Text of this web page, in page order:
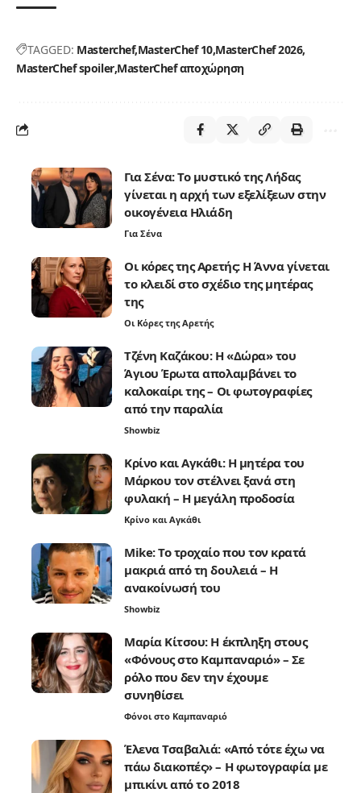
TAGGED: Masterchef MasterChef 10 MasterChef 2026
MasterChef spoiler MasterChef αποχώρηση
Για Σένα: Το μυστικό της Λήδας
γίνεται η αρχή των εξελίξεων στην
οικογένεια Ηλιάδη
Για Σένα
Οι κόρες της Αρετής: Η Άννα γίνεται
το κλειδί στο σχέδιο της μητέρας
της
Οι Κόρες της Αρετής
Τζένη Καζάκου: Η «Δώρα» του
Άγιου Έρωτα απολαμβάνει το
καλοκαίρι της – Οι φωτογραφίες
από την παραλία
Showbiz
Κρίνο και Αγκάθι: Η μητέρα του
Μάρκου τον στέλνει ξανά στη
φυλακή – Η μεγάλη προδοσία
Κρίνο και Αγκάθι
Mike: Το τροχαίο που τον κρατά
μακριά από τη δουλειά – Η
ανακοίνωσή του
Showbiz
Μαρία Κίτσου: Η έκπληξη στους
«Φόνους στο Καμπαναριό» – Σε
ρόλο που δεν την έχουμε
συνηθίσει
Φόνοι στο Καμπαναριό
Έλενα Τσαβαλιά: «Από τότε έχω να
πάω διακοπές» – Η φωτογραφία με
μπικίνι από το 2018